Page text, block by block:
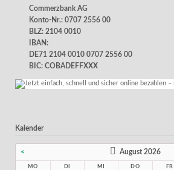
Commerzbank AG
Konto-Nr.: 0707 2556 00
BLZ: 2104 0010
IBAN:
DE71 2104 0010 0707 2556 00
BIC: COBADEFFXXX
Kalender
< August 2026
MO DI MI DO FR